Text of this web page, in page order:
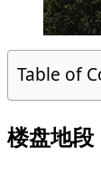
Table of
楼盘地段